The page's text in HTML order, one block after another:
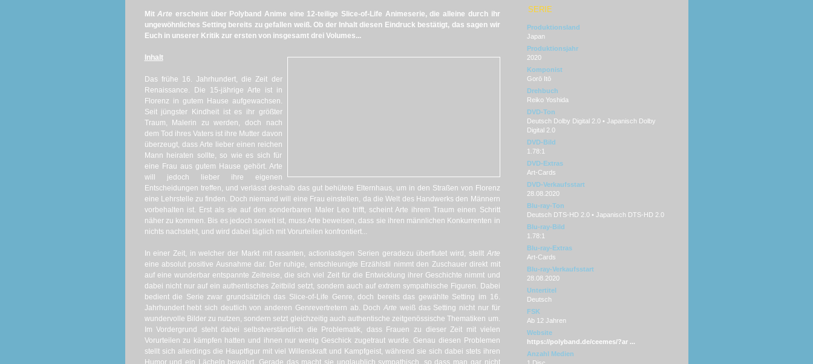
MitArte erscheint über Polyband Anime eine 12-teilige Slice-of-Life Animeserie, die alleine durch ihr
ungewöhnliches Setting bereits zu gefallen weiß. Ob der Inhalt diesen Eindruck bestätigt, das sagen wir
Euch in unserer Kritik zur ersten von insgesamt drei Volumes...
Inhalt
Das frühe 16. Jahrhundert, die Zeit der
Renaissance. Die 15-jährige Arte ist in
Florenz in gutem Hause aufgewachsen.
Seit jüngster Kindheit ist es ihr größter
Traum, Malerin zu werden, doch nach
dem Tod ihres Vaters ist ihre Mutter davon
überzeugt, dass Arte lieber einen reichen
Mann heiraten sollte, so wie es sich für
eine Frau aus gutem Hause gehört. Arte
will jedoch lieber ihre eigenen
Entscheidungen treffen, und verlässt deshalb das gut behütete Elternhaus, um in den Straßen von Florenz
eine Lehrstelle zu finden. Doch niemand will eine Frau einstellen, da die Welt des Handwerks den Männern
vorbehalten ist. Erst als sie auf den sonderbaren Maler Leo trifft, scheint Arte ihrem Traum einen Schritt
näher zu kommen. Bis es jedoch soweit ist, muss Arte beweisen, dass sie ihren männlichen Konkurrenten in
nichts nachsteht, und wird dabei täglich mit Vorurteilen konfrontiert...
In einer Zeit, in welcher der Markt mit rasanten, actionlastigen Serien geradezu überflutet wird, stellt Arte
eine absolut positive Ausnahme dar. Der ruhige, entschleunigte Erzählstil nimmt den Zuschauer direkt mit
auf eine wunderbar entspannte Zeitreise, die sich viel Zeit für die Entwicklung ihrer Geschichte nimmt und
dabei nicht nur auf ein authentisches Zeitbild setzt, sondern auch auf extrem sympathische Figuren. Dabei
bedient die Serie zwar grundsätzlich das Slice-of-Life Genre, doch bereits das gewählte Setting im 16.
Jahrhundert hebt sich deutlich von anderen Genrevertretern ab. DochArte weiß das Setting nicht nur für
wundervolle Bilder zu nutzen, sondern setzt gleichzeitig auch authentische zeitgenössische Thematiken um.
Im Vordergrund steht dabei selbstverständlich die Problematik, dass Frauen zu dieser Zeit mit vielen
Vorurteilen zu kämpfen hatten und ihnen nur wenig Geschick zugetraut wurde. Genau diesen Problemen
stellt sich allerdings die Hauptfigur mit viel Willenskraft und Kampfgeist, während sie sich dabei stets ihren
Humor und ein Lächeln bewahrt. Gerade das macht sie unglaublich sympathisch, so dass man gar nicht
SERIE
Produktionsland
Japan
Produktionsjahr
2020
Komponist
Gorō Itō
Drehbuch
Reiko Yoshida
DVD-Ton
Deutsch Dolby Digital 2.0 • Japanisch Dolby
Digital 2.0
DVD-Bild
1.78:1
DVD-Extras
Art-Cards
DVD-Verkaufsstart
28.08.2020
Blu-ray-Ton
Deutsch DTS-HD 2.0 • Japanisch DTS-HD 2.0
Blu-ray-Bild
1.78:1
Blu-ray-Extras
Art-Cards
Blu-ray-Verkaufsstart
28.08.2020
Untertitel
Deutsch
FSK
Ab 12 Jahren
Website
https://polyband.de/ceemes/?ar ...
Anzahl Medien